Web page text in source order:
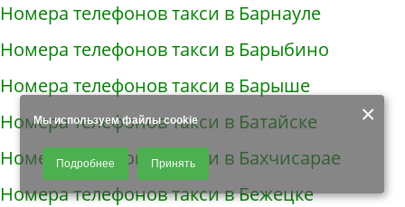
×
Мы используем файлы cookie
Продолжая использовать наш сайт, Вы даете согласие на обработку
файлов - COOKIES, пользовательских данных (файлы-cookies, IP-адрес,
данные об идентификаторе браузера, дата и время осуществления
доступа к сайту, история поисковых запросов) для сбора аналитической и
Подробнее Принять
Номера телефонов такси в Барнауле
Номера телефонов такси в Барыбино
Номера телефонов такси в Барыше
Номера телефонов такси в Батайске
Номера телефонов такси в Бахчисарае
Номера телефонов такси в Бежецке